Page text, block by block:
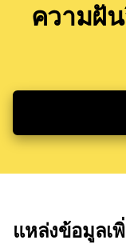
ความฝั
แหล่งข้อมูลเ